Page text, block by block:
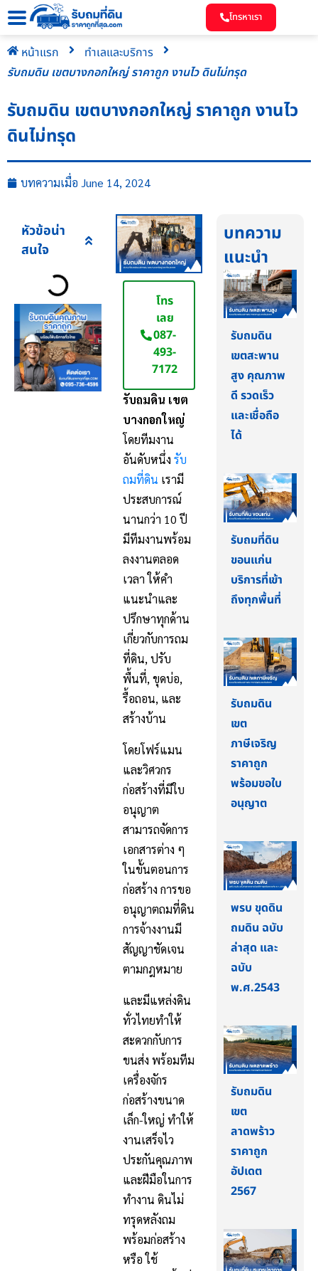
โทรหาเรา
หน้าแรก
ทำเลและบริการ
รับถมดิน เขตบางกอกใหญ่ ราคาถูก งานไว ดินไม่ทรุด
รับถมดิน เขตบางกอกใหญ่ ราคาถูก งานไว
ดินไม่ทรุด
บทความเมื่อ June 14, 2024
หัวข้อน่า
สนใจ
โทร
เลย
087-
493-
7172
รับถมดิน เขต
บางกอกใหญ่
โดยทีมงาน
อันดับหนึ่ง รับ
ถมที่ดิน เรามี
ประสบการณ์
นานกว่า 10 ปี
มีทีมงานพร้อม
ลงงานตลอด
เวลา ให้คำ
แนะนำและ
ปรึกษาทุกด้าน
เกี่ยวกับการถม
ที่ดิน, ปรับ
พื้นที่, ขุดบ่อ,
รื้อถอน, และ
สร้างบ้าน
โดยโฟร์แมน
และวิศวกร
ก่อสร้างที่มีใบ
อนุญาต
สามารถจัดการ
เอกสารต่าง ๆ
ในขั้นตอนการ
ก่อสร้าง การขอ
อนุญาตถมที่ดิน
การจ้างงานมี
สัญญาชัดเจน
ตามกฎหมาย
และมีแหล่งดิน
ทั่วไทยทำให้
สะดวกกับการ
ขนส่ง พร้อมทีม
เครื่องจักร
ก่อสร้างขนาด
เล็ก-ใหญ่ ทำให้
งานเสร็จไว
ประกันคุณภาพ
และฝีมือในการ
ทำงาน ดินไม่
ทรุดหลังถม
พร้อมก่อสร้าง
หรือ ใช้
บทความ
แนะนำ
รับถมดิน
เขตสะพาน
สูง คุณภาพ
ดี รวดเร็ว
และเชื่อถือ
ได้
รับถมที่ดิน
ขอนแก่น
บริการที่เข้า
ถึงทุกพื้นที่
รับถมดิน
เขต
ภาษีเจริญ
ราคาถูก
พร้อมขอใบ
อนุญาต
พรบ ขุดดิน
ถมดิน ฉบับ
ล่าสุด และ
ฉบับ
พ.ศ.2543
รับถมดิน
เขต
ลาดพร้าว
ราคาถูก
อัปเดต
2567